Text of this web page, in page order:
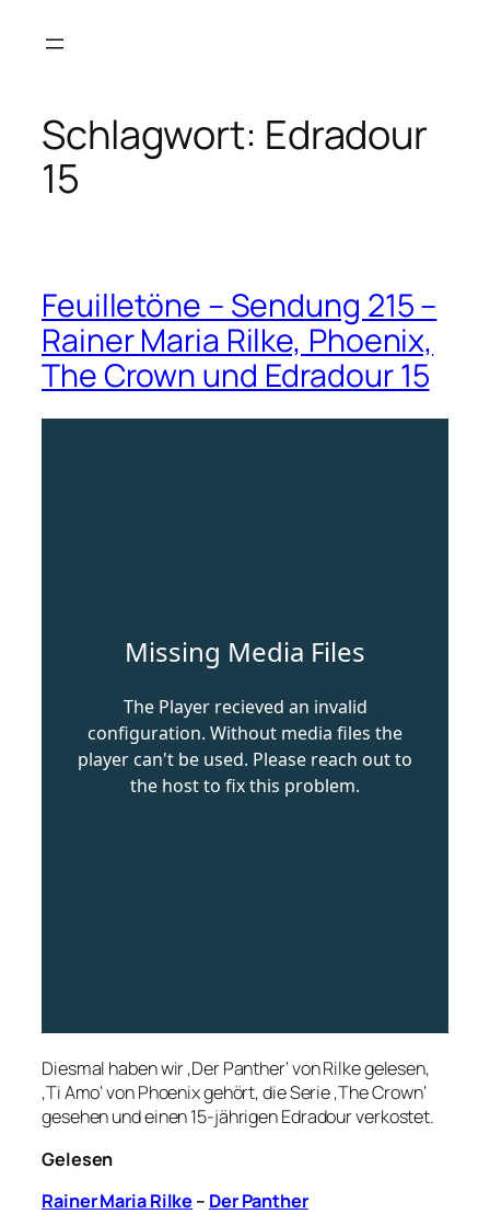
Inhalt
Schlagwort: Edradour
15
Feuilletöne – Sendung 215 –
Rainer Maria Rilke, Phoenix,
The Crown und Edradour 15
Diesmal haben wir ‚Der Panther‘ von Rilke gelesen,
‚Ti Amo‘ von Phoenix gehört, die Serie ‚The Crown‘
gesehen und einen 15-jährigen Edradour verkostet.
Gelesen
Rainer Maria Rilke – Der Panther